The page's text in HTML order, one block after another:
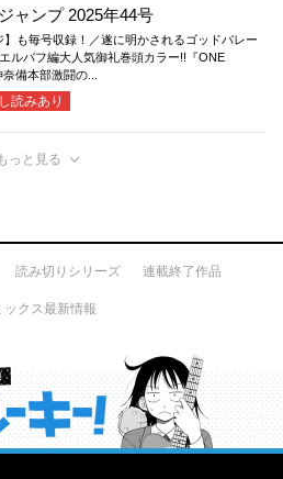
ャンプ 2025年44号
】も毎号収録！／遂に明かされるゴッドバレー
ルバフ編大人気御礼巻頭カラー!!『ONE
備本部激闘の...
読みあり
っと見る
読み切りシリーズ 連載終了作品
ックス最新情報
み放題！ ジャンプルーキー！